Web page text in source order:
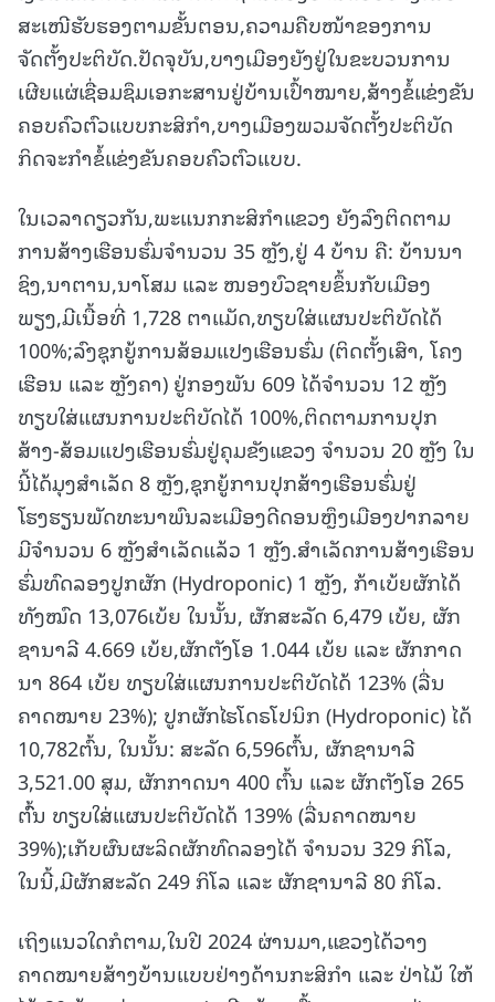
ສະເໜີຮັບຮອງຕາມຂັ້ນຕອນ,ຄວາມຄືບໜ້າຂອງການ
ຈັດຕັ້ງປະຕິບັດ.ປັດຈຸບັນ,ບາງເມືອງຍັງຢູ່ໃນຂະບວນການ
ເຜີຍແຜ່ເຊື່ອມຊຶມເອກະສານຢູ່ບ້ານເປົ້າໝາຍ,ສ້າງຂໍ້ແຂ່ງຂັນ
ຄອບຄົວຕົວແບບກະສິກໍາ,ບາງເມືອງພວມຈັດຕັ້ງປະຕິບັດ
ກິດຈະກໍາຂໍ້ແຂ່ງຂັນຄອບຄົວຕົວແບບ.
ໃນເວລາດຽວກັນ,ພະແນກກະສິກໍາແຂວງ ຍັງລົງຕິດຕາມ
ການສ້າງເຮືອນຮົ່ມຈໍານວນ 35 ຫຼັງ,ຢູ່ 4 ບ້ານ ຄື: ບ້ານນາ
ຊິງ,ນາຕານ,ນາໂສມ ແລະ ໜອງບົວຊາຍຂຶ້ນກັບເມືອງ
ພຽງ,ມີເນື້ອທີ່ 1,728 ຕາແມັດ,ທຽບໃສ່ແຜນປະຕິບັດໄດ້
100%;ລົງຊຸກຍູ້ການສ້ອມແປງເຮືອນຮົ່ມ (ຕິດຕັ້ງເສົາ, ໂຄງ
ເຮືອນ ແລະ ຫຼັງຄາ) ຢູ່ກອງພັນ 609 ໄດ້ຈໍານວນ 12 ຫຼັງ
ທຽບໃສ່ແຜນການປະຕິບັດໄດ້ 100%,ຕິດຕາມການປຸກ
ສ້າງ-ສ້ອມແປງເຮືອນຮົ່ມຢູ່ຄຸມຂັງແຂວງ ຈໍານວນ 20 ຫຼັງ ໃນ
ນີ້ໄດ້ມຸງສໍາເລັດ 8 ຫຼັງ,ຊຸກຍູ້ການປຸກສ້າງເຮືອນຮົ່ມຢູ່
ໂຮງຮຽນພັດທະນາພົນລະເມືອງດີດອນຫຼຶງເມືອງປາກລາຍ
ມີຈໍານວນ 6 ຫຼັງສໍາເລັດແລ້ວ 1 ຫຼັງ.ສໍາເລັດການສ້າງເຮືອນ
ຮົ່ມທົດລອງປູກຜັກ (Hydroponic) 1 ຫຼັງ, ກ້າເບ້ຍຜັກໄດ້
ທັງໝົດ 13,076ເບ້ຍ ໃນນັ້ນ, ຜັກສະລັດ 6,479 ເບ້ຍ, ຜັກ
ຊານາລີ 4.669 ເບ້ຍ,ຜັກຕັງໂອ 1.044 ເບ້ຍ ແລະ ຜັກກາດ
ນາ 864 ເບ້ຍ ທຽບໃສ່ແຜນການປະຕິບັດໄດ້ 123% (ລື່ນ
ຄາດໝາຍ 23%); ປູກຜັກໄຮໂດຣໂປນິກ (Hydroponic) ໄດ້
10,782ຕົ້ນ, ໃນນັ້ນ: ສະລັດ 6,596ຕົ້ນ, ຜັກຊານາລີ
3,521.00 ສຸມ, ຜັກກາດນາ 400 ຕົ້ນ ແລະ ຜັກຕັງໂອ 265
ຕົົ້ນ ທຽບໃສ່ແຜນປະຕິບັດໄດ້ 139% (ລື່ນຄາດໝາຍ
39%);ເກັບຜົນຜະລິດຜັກທົດລອງໄດ້ ຈໍານວນ 329 ກິໂລ,
ໃນນີ້,ມີຜັກສະລັດ 249 ກິໂລ ແລະ ຜັກຊານາລີ 80 ກິໂລ.
ເຖິງແນວໃດກໍຕາມ,ໃນປີ 2024 ຜ່ານມາ,ແຂວງໄດ້ວາງ
ຄາດໝາຍສ້າງບ້ານແບບຢ່າງດ້ານກະສິກໍາ ແລະ ປ່າໄມ້ ໃຫ້